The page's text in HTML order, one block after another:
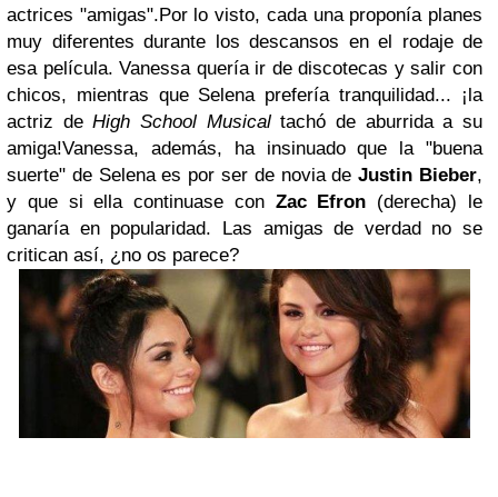
actrices "amigas".Por lo visto, cada una proponía planes
muy diferentes durante los descansos en el rodaje de
esa película. Vanessa quería ir de discotecas y salir con
chicos, mientras que Selena prefería tranquilidad... ¡la
actriz deHigh School Musicaltachó de aburrida a su
amiga!Vanessa, además, ha insinuado que la "buena
suerte" de Selena es por ser de novia deJustin Bieber,
y que si ella continuase con Zac Efron (derecha) le
ganaría en popularidad. Las amigas de verdad no se
critican así, ¿no os parece?